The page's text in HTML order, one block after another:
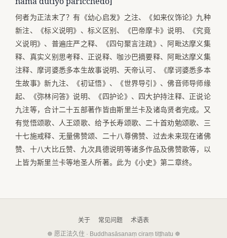
何者为正法末了？有《幼心启发》之注、《如来仪饰论》九种
新注、《标义说明》、标义区别、《巴帝摩卡》说明、《究竟
义说明》、普遍庄严之释、《四句聚言注疏》、阿毗达摩义集
释、真实义别思考释、正说释、咖沙巴摘要释、阿毗达摩义集
注释、摩诃婆悉多本生故事说明、天帝认可、《摩诃婆悉多本
生故事》新九注、《初证悟》、《世界导引》、佛音师导师缘
起、《弥林问答》说明、《四护论》、四大护持注释、正说论
九注等，合计二十五部著作皆由斯里兰卡及诸岛贤者完成。又
有觉悟颂歌、人王颂歌、给予长寿颂歌、二十首劝勉颂歌、三
十七施戒释、无量佛赞颂、二十八尊佛赞、过去未来现在诸佛
赞、十八大比丘赞、九次具德说明等诸多作品及佛赞歌等，以
上皆为斯里兰卡等地圣人所著。此为《小史》第二章终。
关于 常见问题
术语表
☸ 愿正法久住 · Buddhasāsanaṃ ciraṃ tiṭṭhatu ☸